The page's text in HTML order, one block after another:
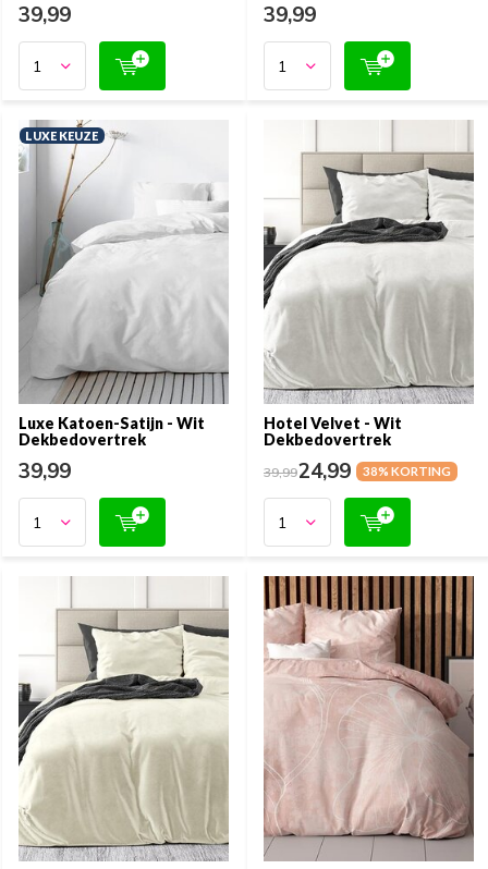
39,99 39,99
Luxe Katoen-Satijn - Wit
Dekbedovertrek
LUXE KEUZE
39,99
Hotel Velvet - Wit
Dekbedovertrek
39,9924,99 38% KORTING